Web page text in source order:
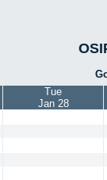
Tue
Jan 28